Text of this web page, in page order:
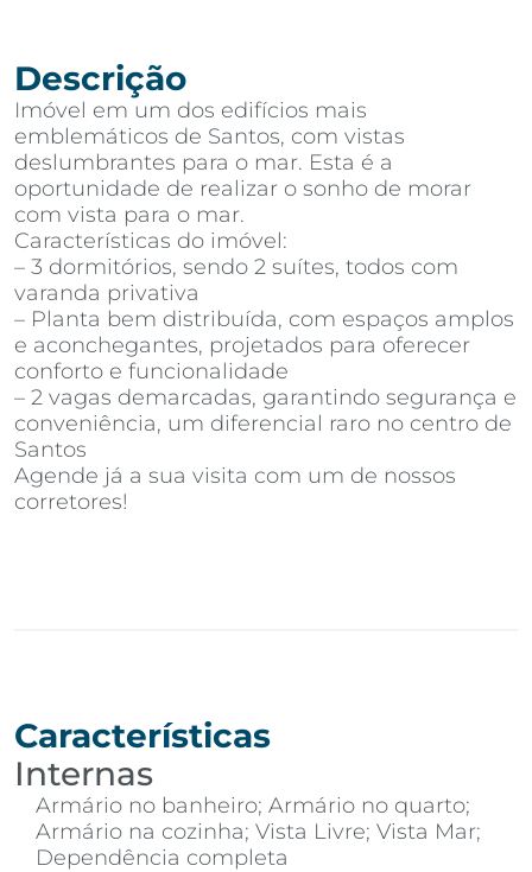
Descrição
Imóvel em um dos edifícios mais
emblemáticos de Santos, com vistas
deslumbrantes para o mar. Esta é a
oportunidade de realizar o sonho de morar
com vista para o mar.
Características do imóvel:
– 3 dormitórios, sendo 2 suítes, todos com
varanda privativa
– Planta bem distribuída, com espaços amplos
e aconchegantes, projetados para oferecer
conforto e funcionalidade
– 2 vagas demarcadas, garantindo segurança e
conveniência, um diferencial raro no centro de
Santos
Agende já a sua visita com um de nossos
corretores!
Características
Internas
Armário no banheiro; Armário no quarto;
Armário na cozinha; Vista Livre; Vista Mar;
Dependência completa